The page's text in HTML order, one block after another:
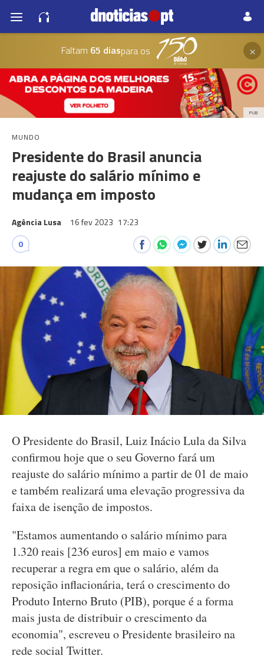
Faltam 65 diaspara os ×
PUB
MUNDO
Presidente do Brasil anuncia
reajuste do salário mínimo e
mudança em imposto
Agência Lusa 16 fev 2023 17:23
0
O Presidente do Brasil, Luiz Inácio Lula da Silva
confirmou hoje que o seu Governo fará um
reajuste do salário mínimo a partir de 01 de maio
e também realizará uma elevação progressiva da
faixa de isenção de impostos.
"Estamos aumentando o salário mínimo para
1.320 reais [236 euros] em maio e vamos
recuperar a regra em que o salário, além da
reposição inflacionária, terá o crescimento do
Produto Interno Bruto (PIB), porque é a forma
mais justa de distribuir o crescimento da
economia", escreveu o Presidente brasileiro na
rede social Twitter.